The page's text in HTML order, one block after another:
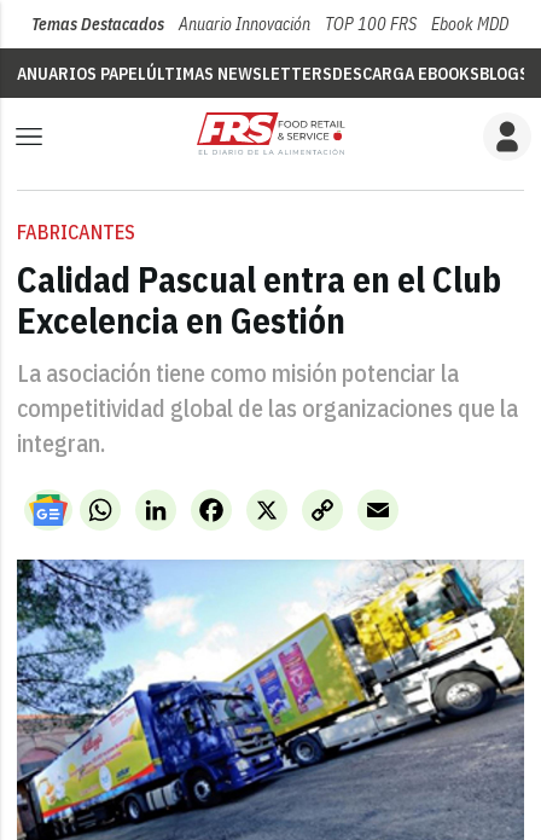
Temas Destacados Anuario Innovación TOP 100 FRS Ebook MDD
ANUARIOS PAPELÚLTIMAS NEWSLETTERSDESCARGA EBOOKSBLOGS
FABRICANTES
Calidad Pascual entra en el Club
Excelencia en Gestión
La asociación tiene como misión potenciar la
competitividad global de las organizaciones que la
integran.
WhatsAppLinkedIn X
Facebook
Copy
Link
Email